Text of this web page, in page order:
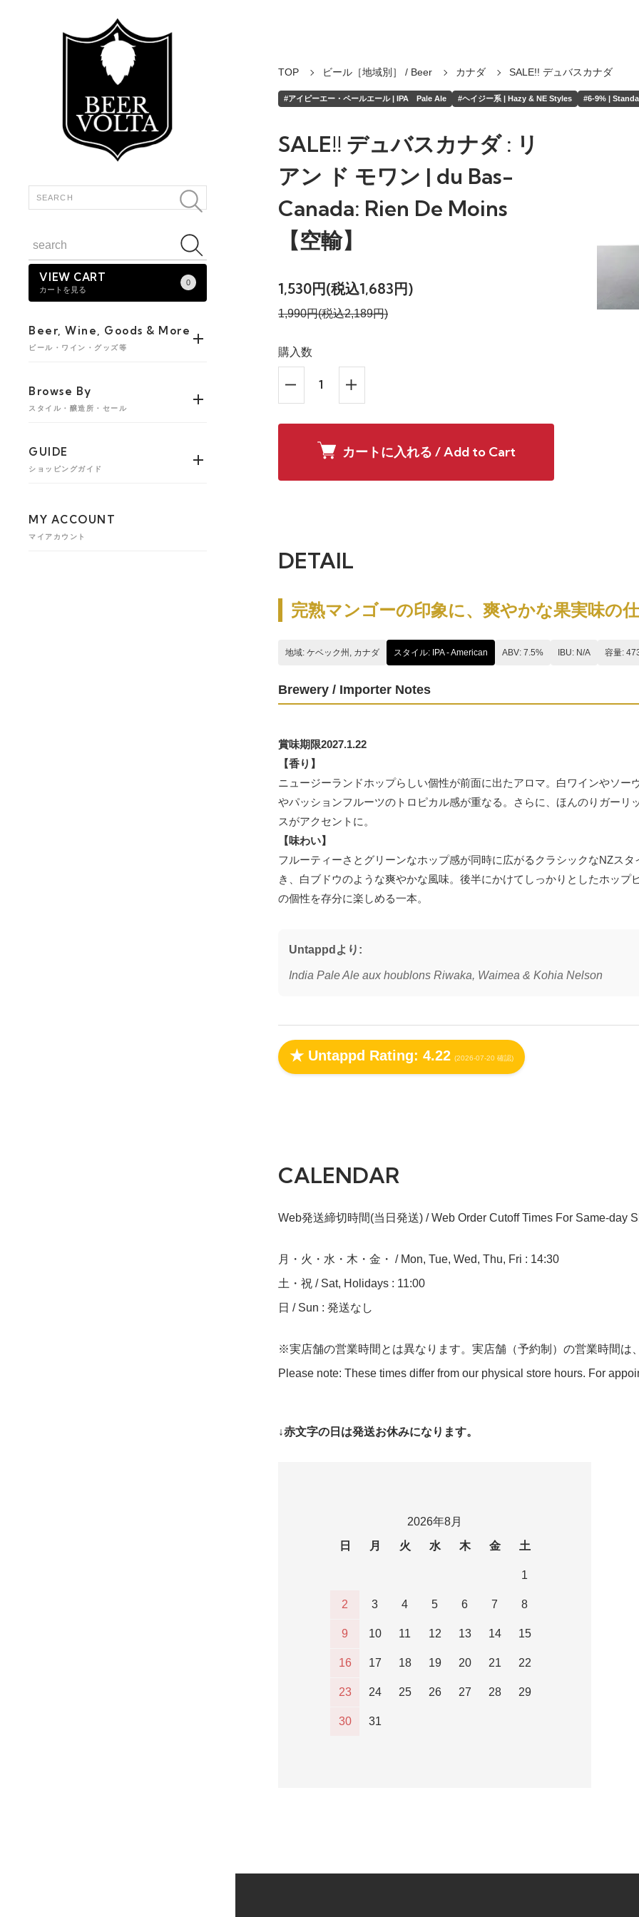
VIEW CART
カートを見る
0
Beer, Wine, Goods & More
ビール・ワイン・グッズ等
Browse By
スタイル・醸造所・セール
GUIDE
ショッピングガイド
MY ACCOUNT
マイアカウント
TOP ビール［地域別］ / Beer カナダ SALE!! デュバスカナダ
#アイピーエー・ペールエール | IPA Pale Ale #ヘイジー系 | Hazy & NE Styles #6-9% |
SALE!! デュバスカナダ : リ
アン ド モワン | du Bas-
Canada: Rien De Moins
【空輸】
1,530円(税込1,683円)
1,990円(税込2,189円)
購入数
カートに入れる / Add to Cart
DETAIL
完熟マンゴーの印象に、爽やかな果実味の仕
地域: ケベック州, カナダ スタイル: IPA - American ABV: 7.5% IBU: N/A 容量:
Brewery / Importer Notes
賞味期限2027.1.22
【香り】
ニュージーランドホップらしい個性が前面に出たアロマ。白ワインやソ
やパッションフルーツのトロピカル感が重なる。さらに、ほんのりガーリ
スがアクセントに。
【味わい】
フルーティーさとグリーンなホップ感が同時に広がるクラシックなNZス
き、白ブドウのような爽やかな風味。後半にかけてしっかりとしたホッ
の個性を存分に楽しめる一本。
Untappdより:
India Pale Ale aux houblons Riwaka, Waimea & Kohia Nelson
★ Untappd Rating: 4.22 (2026-07-20 確認)
CALENDAR
Web発送締切時間(当日発送) / Web Order Cutoff Times For Same-day
月・火・水・木・金・ / Mon, Tue, Wed, Thu, Fri : 14:30
土・祝 / Sat, Holidays : 11:00
日 / Sun : 発送なし
※実店舗の営業時間とは異なります。実店舗（予約制）の営業時間は、
Please note: These times differ from our physical store hours. For
↓赤文字の日は発送お休みになります。
2026年8月
日
月 火 水 木 金 土
1
2 3 4 5 6 7 8
9 10 11 12 13 14 15
16 17 18 19 20 21 22
23 24 25 26 27 28 29
30 31